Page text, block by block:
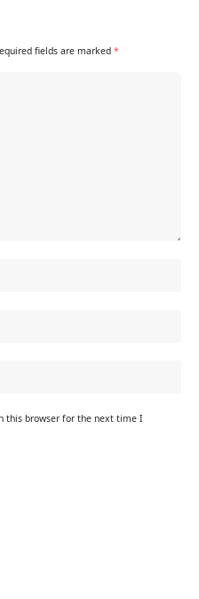
fields are marked *
this browser for the next time I